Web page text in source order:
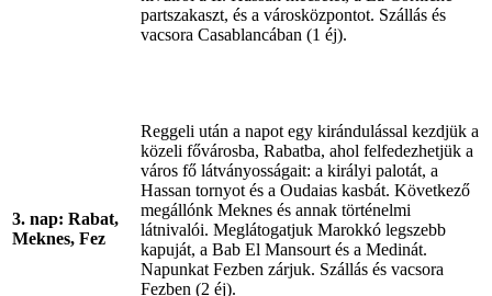
partszakaszt, és a városközpontot. Szállás és
vacsora Casablancában (1 éj).
3. nap: Rabat,
Meknes, Fez
Reggeli után a napot egy kirándulással kezdjük a
közeli fővárosba, Rabatba, ahol felfedezhetjük a
város fő látványosságait: a királyi palotát, a
Hassan tornyot és a Oudaias kasbát. Következő
megállónk Meknes és annak történelmi
látnivalói. Meglátogatjuk Marokkó legszebb
kapuját, a Bab El Mansourt és a Medinát.
Napunkat Fezben zárjuk. Szállás és vacsora
Fezben (2 éj).